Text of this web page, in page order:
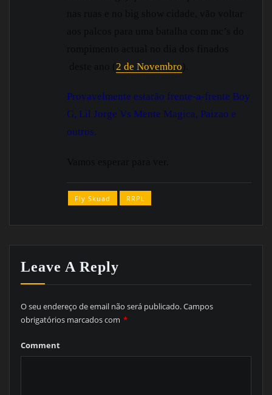
deste ano (2 de Novembro
Provavelmente estarão frente-a-frente Boy
G, Lil Jorge Vs Mente Magica, Paizao e
outros.
Fly Skuad RRPL
Leave A Reply
O seu endereço de email não será publicado.Campos
obrigatórios marcados com *
Comment